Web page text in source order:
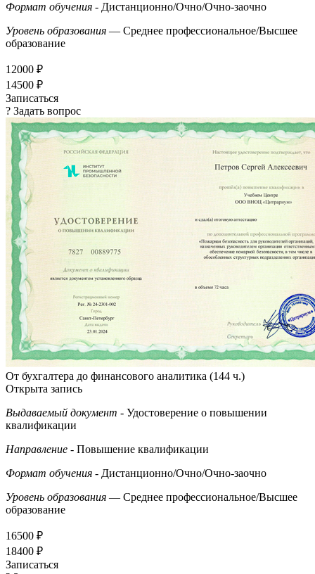
Формат обучения - Дистанционно/Очно/Очно-заочно
Уровень образования — Среднее профессиональное/Высшее
образование
12000 ₽
14500 ₽
Записаться
? Задать вопрос
От бухгалтера до финансового аналитика (144 ч.)
Открыта запись
Выдаваемый документ - Удостоверение о повышении
квалификации
Направление - Повышение квалификации
Формат обучения - Дистанционно/Очно/Очно-заочно
Уровень образования — Среднее профессиональное/Высшее
образование
16500 ₽
18400 ₽
Записаться